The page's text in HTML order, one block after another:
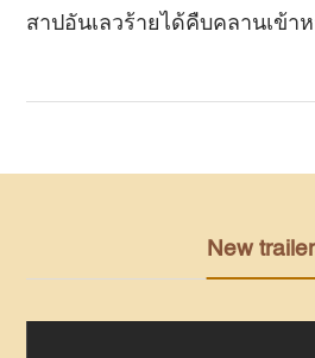
สาปอันเลวร้ายได้คืบคลานเข้า
New